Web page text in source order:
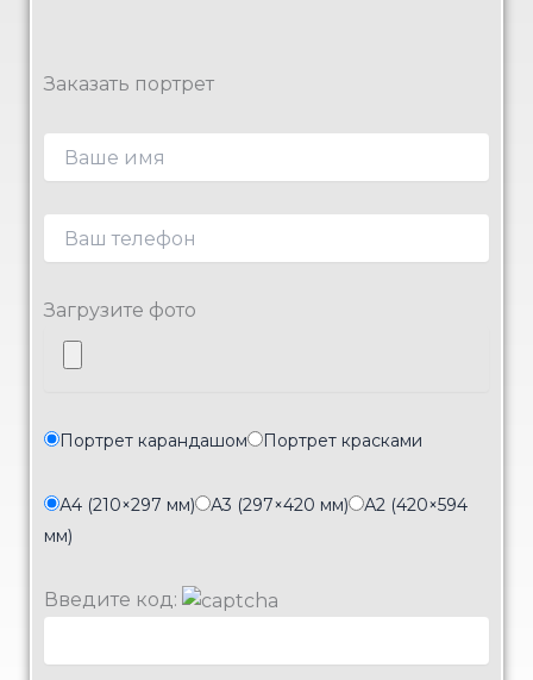
Заказать портрет
Загрузите фото
Портрет карандашом Портрет красками
А4 (210×297 мм) А3 (297×420 мм)
А2 (420×594
мм)
Введите код: